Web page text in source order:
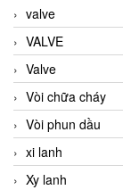
valve
VALVE
Valve
Vòi chữa cháy
Vòi phun dầu
xi lanh
Xy lanh